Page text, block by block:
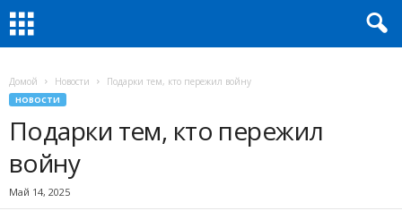
Домой Новости Подарки тем, кто пережил войну
НОВОСТИ
Подарки тем, кто пережил
войну
Май 14, 2025